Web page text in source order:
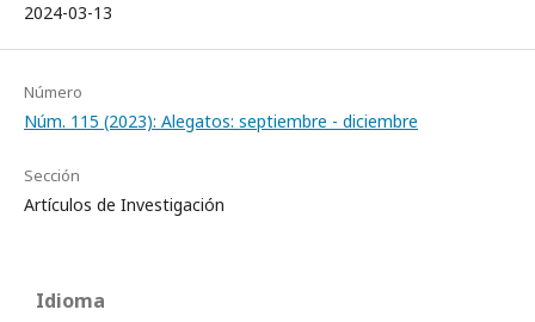
2024-03-13
Número
Núm. 115 (2023): Alegatos: septiembre - diciembre
Sección
Artículos de Investigación
Idioma